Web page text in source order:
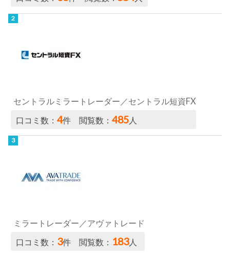
セントラルミラートレーダー／セントラル短資FX
口コミ数：4件 閲覧数：485 人
ミラートレーダー／アヴァトレード
口コミ数： 3件 閲覧数： 183人